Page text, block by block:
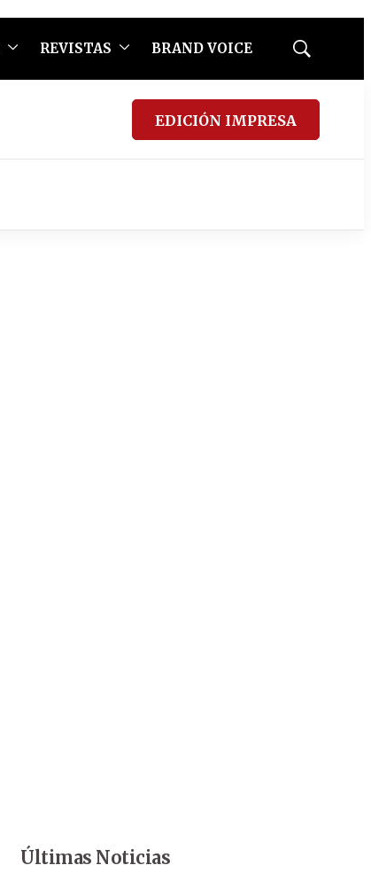
REVISTAS BRAND VOICE
Mostrar
EDICIÓN IMPRESA
Últimas Noticias